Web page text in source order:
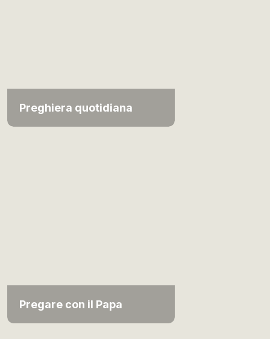
Preghiera quotidiana
Pregare con il Papa